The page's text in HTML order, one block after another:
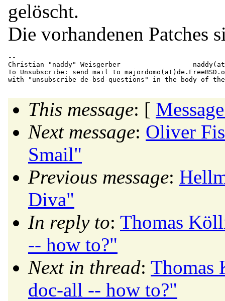
gelöscht.
Die vorhandenen Patches
--
Christian "naddy" Weisgerber
To Unsubscribe: send mail to majordomo(at)de.
This message: [
Next message: Oliver
Smail"
Previous message:
Diva"
In reply to: Thomas
-- how to?"
Next in thread: Thomas
doc-all -- how to?"